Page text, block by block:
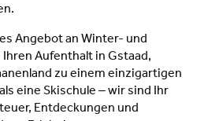
Angebot an Winter- und
Aufenthalt in Gstaad,
zu einem einzigartigen
eine Skischule – wir sind Ihr
Entdeckungen und